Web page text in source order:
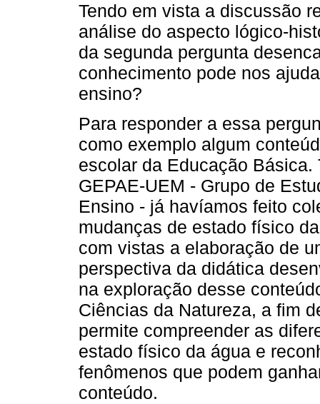
Tendo em vista a discussão
análise do aspecto lógico-
da segunda pergunta
conhecimento pode nos
ensino?
Para responder a essa
como exemplo algum
escolar da Educação
GEPAE-UEM - Grupo de
Ensino - já havíamos feito
mudanças de estado físico
com vistas a elaboração de
perspectiva da didática
na exploração desse
Ciências da Natureza, a fim
permite compreender as
estado físico da água e
fenômenos que podem
conteúdo.